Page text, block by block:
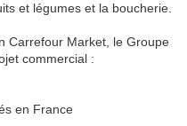
et légumes et la boucherie.
Carrefour Market, le Groupe
commercial :
en France